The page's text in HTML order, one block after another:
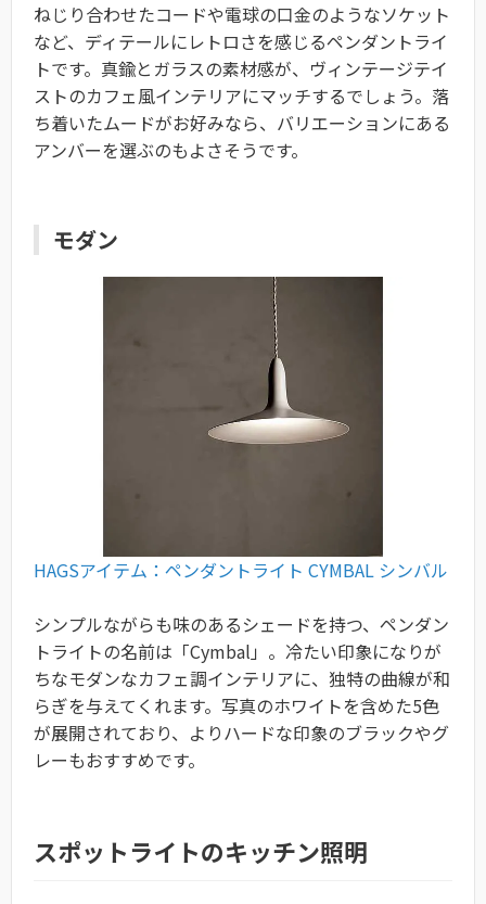
ねじり合わせたコードや電球の口金のようなソケット
など、ディテールにレトロさを感じるペンダントライ
トです。真鍮とガラスの素材感が、ヴィンテージテイ
ストのカフェ風インテリアにマッチするでしょう。落
ち着いたムードがお好みなら、バリエーションにある
アンバーを選ぶのもよさそうです。
モダン
HAGSアイテム：ペンダントライト CYMBAL シンバル
シンプルながらも味のあるシェードを持つ、ペンダン
トライトの名前は「Cymbal」。冷たい印象になりが
ちなモダンなカフェ調インテリアに、独特の曲線が和
らぎを与えてくれます。写真のホワイトを含めた5色
が展開されており、よりハードな印象のブラックやグ
レーもおすすめです。
スポットライトのキッチン照明